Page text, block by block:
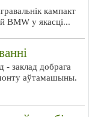
кампакт
BMW у якасці...
заклад добрага
аўтамашыны.